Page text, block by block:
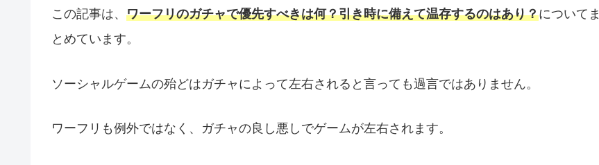
この記事は、 ワーフリのガチャで優先すべきは何？引き時に備えて温存するのはあり？についてま
とめています。
ソーシャルゲームの殆どはガチャによって左右されると言っても過言ではありません。
ワーフリも例外ではなく、ガチャの良し悪しでゲームが左右されます。